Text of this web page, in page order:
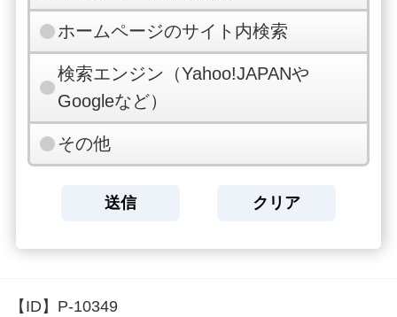
ホームページのサイト内検索
検索エンジン（Yahoo!JAPANや
Googleなど）
その他
【ID】 P-10349